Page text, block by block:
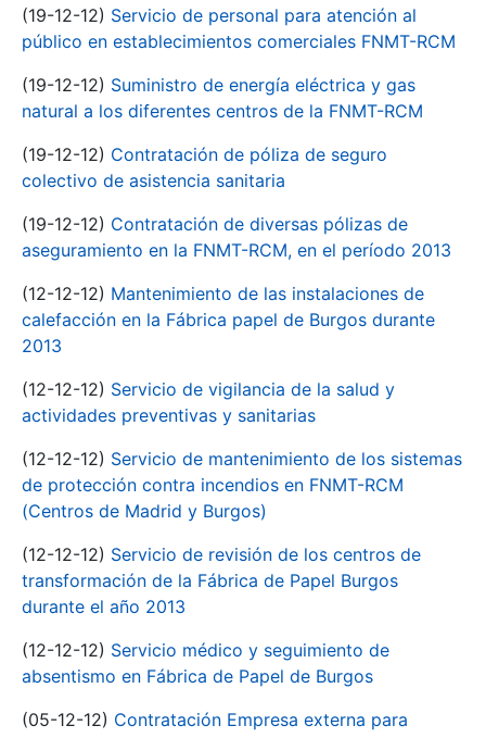
(19-12-12) Servicio de personal para atención al
público en establecimientos comerciales FNMT-RCM
(19-12-12) Suministro de energía eléctrica y gas
natural a los diferentes centros de la FNMT-RCM
(19-12-12) Contratación de póliza de seguro
colectivo de asistencia sanitaria
(19-12-12) Contratación de diversas pólizas de
aseguramiento en la FNMT-RCM, en el período 2013
(12-12-12) Mantenimiento de las instalaciones de
calefacción en la Fábrica papel de Burgos durante
2013
(12-12-12) Servicio de vigilancia de la salud y
actividades preventivas y sanitarias
(12-12-12) Servicio de mantenimiento de los sistemas
de protección contra incendios en FNMT-RCM
(Centros de Madrid y Burgos)
(12-12-12) Servicio de revisión de los centros de
transformación de la Fábrica de Papel Burgos
durante el año 2013
(12-12-12) Servicio médico y seguimiento de
absentismo en Fábrica de Papel de Burgos
(05-12-12) Contratación Empresa externa para